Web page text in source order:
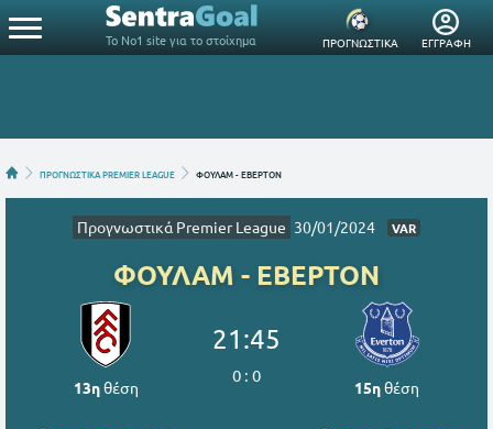
Το Νο1 site για το στοίχημα ΠΡΟΓΝΩΣΤΙΚΑ ΕΓΓΡΑΦΗ
ΠΡΟΓΝΩΣΤΙΚΑ PREMIER LEAGUE ΦΟΥΛΑΜ - ΕΒΕΡΤΟΝ
Προγνωστικά Premier League 30/01/2024 VAR
ΦΟΥΛΑΜ - ΕΒΕΡΤΟΝ
13ηθέση
21:45
0: 0
15ηθέση